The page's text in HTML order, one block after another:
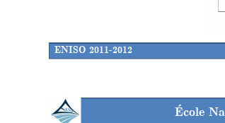
ENISO 2011-2012
École